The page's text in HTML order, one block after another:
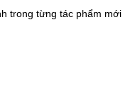
trong từng tác phẩm mới